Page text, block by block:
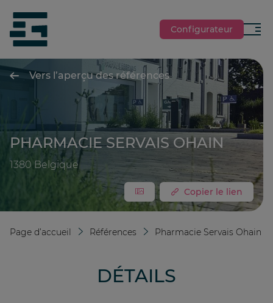
siteLogo
Configurateur
Menu
Vers l’aperçu des références
PHARMACIE SERVAIS OHAIN
1380 Belgique
Copier le lien
Page d’accueil Références Pharmacie Servais Ohain
DÉTAILS